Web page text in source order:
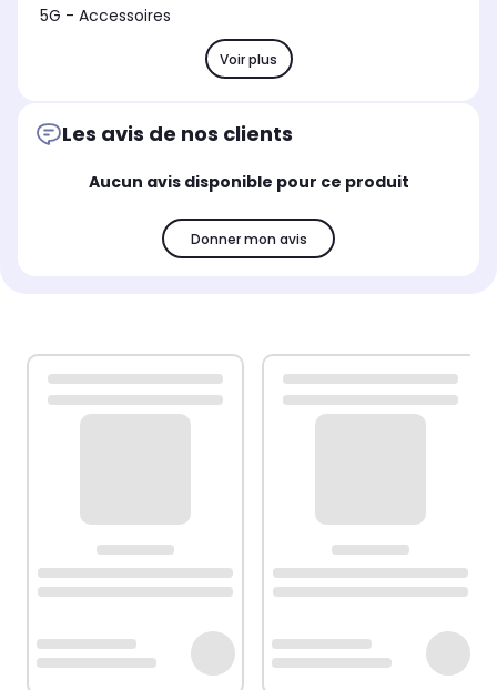
5G - Accessoires
Voir plus
Les avis de nos clients
Aucun avis disponible pour ce produit
Donner mon avis